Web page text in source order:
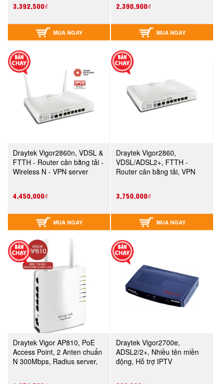
3,392,500₫
MUA NGAY
2,390,900₫
MUA NGAY
Draytek Vigor2860n, VDSL &
FTTH - Router cân bằng tải -
Wireless N - VPN server
4,450,000₫
MUA NGAY
Draytek Vigor2860,
VDSL/ADSL2+, FTTH -
Router cân bằng tải, VPN
3,750,000₫
MUA NGAY
Draytek Vigor AP810, PoE
Access Point, 2 Anten chuẩn
N 300Mbps, Radius server,
Draytek Vigor2700e,
ADSL2/2+, Nhiều tên miền
động, Hỗ trợ IPTV